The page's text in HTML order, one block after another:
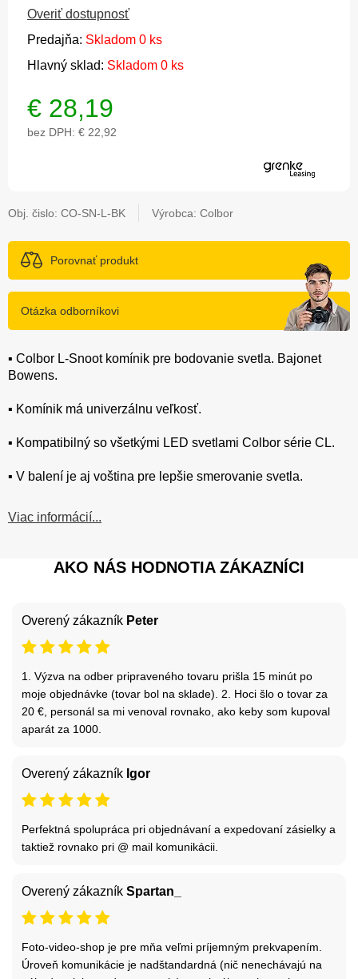
Overiť dostupnosť
Predajňa: Skladom 0 ks
Hlavný sklad: Skladom 0 ks
€ 28,19
bez DPH: € 22,92
Obj. čislo: CO-SN-L-BK Výrobca: Colbor
Porovnať produkt
Otázka odborníkovi
▪️ Colbor L-Snoot komínik pre bodovanie svetla. Bajonet
Bowens.
▪️ Komínik má univerzálnu veľkosť.
▪️ Kompatibilný so všetkými LED svetlami Colbor série CL.
▪️ V balení je aj voština pre lepšie smerovanie svetla.
Viac informácií...
AKO NÁS HODNOTIA ZÁKAZNÍCI
Overený zákazník Peter
1. Výzva na odber pripraveného tovaru prišla 15 minút po
moje objednávke (tovar bol na sklade). 2. Hoci šlo o tovar za
20 €, personál sa mi venoval rovnako, ako keby som kupoval
aparát za 1000.
Overený zákazník Igor
Perfektná spolupráca pri objednávaní a expedovaní zásielky a
taktiež rovnako pri @ mail komunikácii.
Overený zákazník Spartan_
Foto-video-shop je pre mňa veľmi príjemným prekvapením.
Úroveň komunikácie je nadštandardná (nič nenechávajú na